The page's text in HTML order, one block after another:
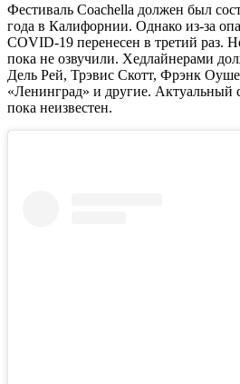
Фестиваль Coachella должен был
года в Калифорнии. Однако из-за
COVID-19 перенесен в третий раз.
пока не озвучили. Хедлайнерами
Дель Рей, Трэвис Скотт, Фрэнк
«Ленинград» и другие. Актуальный
пока неизвестен.